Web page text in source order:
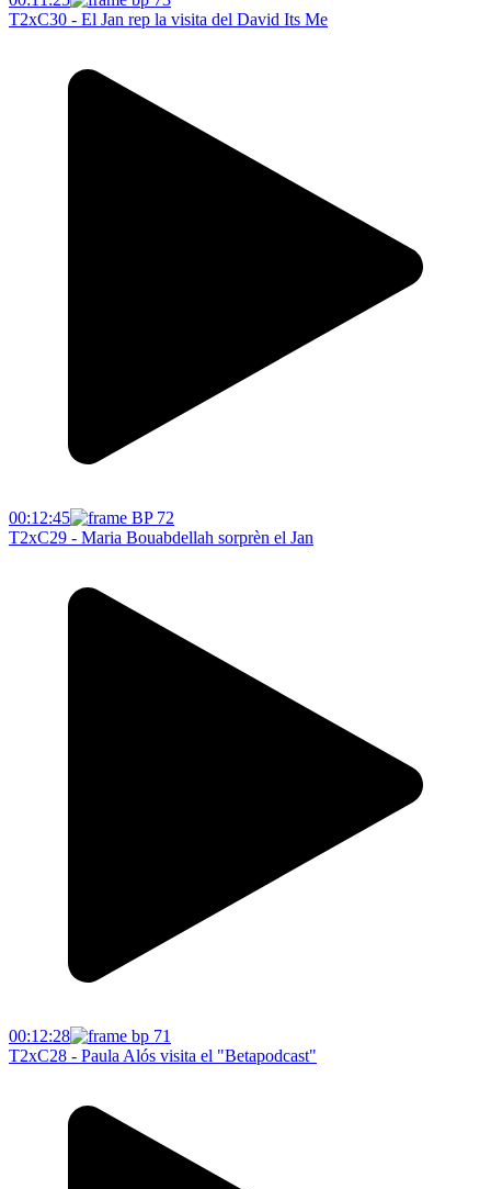
T2xC30 - El Jan rep la visita del David Its Me
00:12:45
T2xC29 - Maria Bouabdellah sorprèn el Jan
00:12:28
T2xC28 - Paula Alós visita el "Betapodcast"